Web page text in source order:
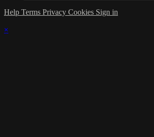
Help Terms Privacy Cookies Sign in
×